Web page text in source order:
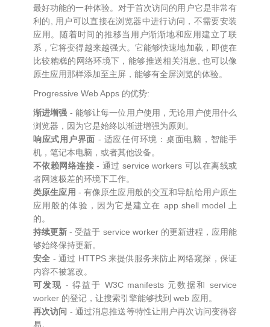
最好功能的一种体验。对于首次访问的用户它是非常有
利的, 用户可以直接在浏览器中进行访问，不需要安装
应用。随着时间的推移当用户渐渐地和应用建立了联
系，它将变得越来越强大。它能够快速地加载，即使在
比较糟糕的网络环境下，能够推送相关消息, 也可以像
原生应用那样添加至主屏，能够有全屏浏览的体验。
Progressive Web Apps 的优势:
渐进增强 - 能够让每一位用户使用，无论用户使用什么
浏览器，因为它是始终以渐进增强为原则。
响应式用户界面 - 适应任何环境：桌面电脑，智能手
机，笔记本电脑，或者其他设备。
不依赖网络连接- 通过 service workers 可以在离线或
者网速极差的环境下工作。
类原生应用 - 有像原生应用般的交互和导航给用户原生
应用般的体验，因为它是建立在 app shell model 上
的。
持续更新 - 受益于 service worker 的更新进程，应用能
够始终保持更新。
安全 - 通过 HTTPS 来提供服务来防止网络窥探，保证
内容不被篡改。
可发现 - 得益于 W3C manifests 元数据和 service
worker 的登记，让搜索引擎能够找到 web 应用。
再次访问 - 通过消息推送等特性让用户再次访问变得容
易。